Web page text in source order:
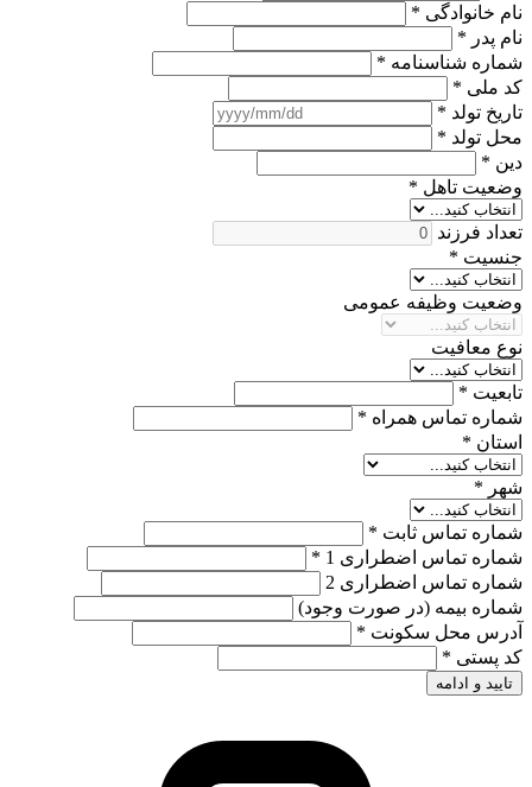
نام خانوادگی *
نام پدر *
شماره شناسنامه *
کد ملی *
تاریخ تولد *
محل تولد *
دین *
وضعیت تاهل *
تعداد فرزند
جنسیت *
وضعیت وظیفه عمومی
نوع معافیت
تابعیت *
شماره تماس همراه *
استان *
شهر *
شماره تماس ثابت *
شماره تماس اضطراری 1 *
شماره تماس اضطراری 2
شماره بیمه (در صورت وجود)
آدرس محل سکونت *
کد پستی *
تایید و ادامه